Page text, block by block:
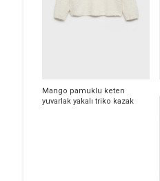
Mango pamuklu keten
yuvarlak yakalı triko kazak